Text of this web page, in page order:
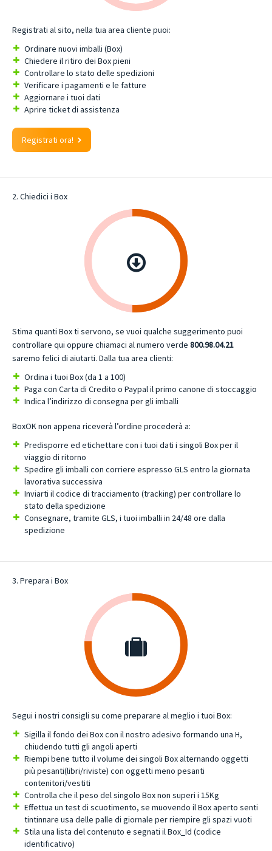
Registrati al sito, nella tua area cliente puoi:
Ordinare nuovi imballi (Box)
Chiedere il ritiro dei Box pieni
Controllare lo stato delle spedizioni
Verificare i pagamenti e le fatture
Aggiornare i tuoi dati
Aprire ticket di assistenza
Registrati ora!
2. Chiedici i Box
Stima quanti Box ti servono, se vuoi qualche suggerimento puoi
controllare qui oppure chiamaci al numero verde 800.98.04.21
saremo felici di aiutarti. Dalla tua area clienti:
Ordina i tuoi Box (da 1 a 100)
Paga con Carta di Credito o Paypal il primo canone di stoccaggio
Indica l’indirizzo di consegna per gli imballi
BoxOK non appena riceverà l’ordine procederà a:
Predisporre ed etichettare con i tuoi dati i singoli Box per il
viaggio di ritorno
Spedire gli imballi con corriere espresso GLS entro la giornata
lavorativa successiva
Inviarti il codice di tracciamento (tracking) per controllare lo
stato della spedizione
Consegnare, tramite GLS, i tuoi imballi in 24/48 ore dalla
spedizione
3. Prepara i Box
Segui i nostri consigli su come preparare al meglio i tuoi Box:
Sigilla il fondo dei Box con il nostro adesivo formando una H,
chiudendo tutti gli angoli aperti
Riempi bene tutto il volume dei singoli Box alternando oggetti
più pesanti(libri/riviste) con oggetti meno pesanti
contenitori/vestiti
Controlla che il peso del singolo Box non superi i 15Kg
Effettua un test di scuotimento, se muovendo il Box aperto senti
tintinnare usa delle palle di giornale per riempire gli spazi vuoti
Stila una lista del contenuto e segnati il Box_Id (codice
identificativo)